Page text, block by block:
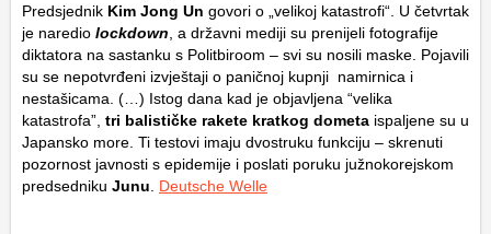
Predsjednik Kim Jong Un govori o „velikoj katastrofi“. U četvrtak
je naredio lockdown, a državni mediji su prenijeli fotografije
diktatora na sastanku s Politbiroom – svi su nosili maske. Pojavili
su se nepotvrđeni izvještaji o paničnoj kupnji namirnica i
nestašicama. (…) Istog dana kad je objavljena “velika
katastrofa”, tri balističke rakete kratkog dometa ispaljene su u
Japansko more. Ti testovi imaju dvostruku funkciju – skrenuti
pozornost javnosti s epidemije i poslati poruku južnokorejskom
predsedniku Junu. Deutsche Welle